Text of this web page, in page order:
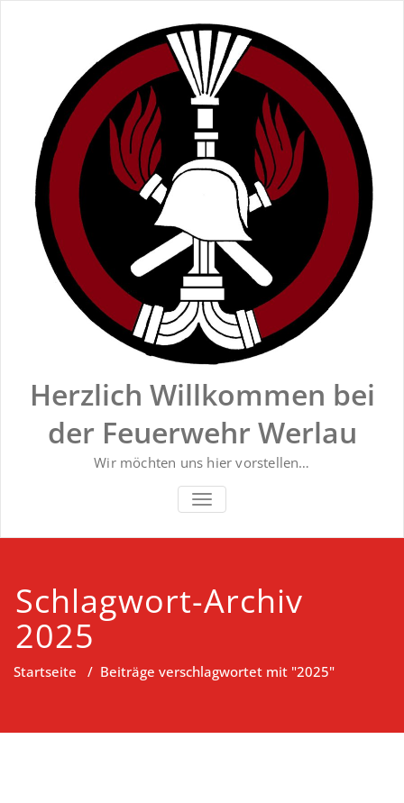
Herzlich Willkommen bei
der Feuerwehr Werlau
Wir möchten uns hier vorstellen…
NAVIGATION UMSCHALTEN
Schlagwort-Archiv
2025
Startseite / Beiträge verschlagwortet mit "2025"